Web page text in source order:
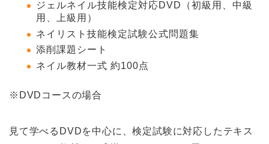
ジェルネイル技能検定対応DVD（初級用、中級
用、上級用）
ネイリスト技能検定試験公式問題集
添削課題シート
ネイル教材一式 約100点
※DVDコースの場合
見て学べるDVDを中心に、検定試験に対応したテキス